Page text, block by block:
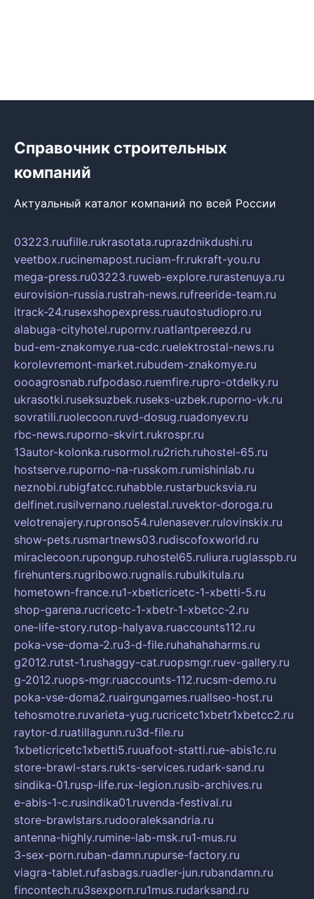
Справочник строительных
компаний
Актуальный каталог компаний по всей России
03223.ruufille.rukrasotata.ruprazdnikdushi.ru
veetbox.rucinemapost.ruciam-fr.rukraft-you.ru
mega-press.ru03223.ruweb-explore.rurastenuya.ru
eurovision-russia.rustrah-news.rufreeride-team.ru
itrack-24.rusexshopexpress.ruautostudiopro.ru
alabuga-cityhotel.rupornv.ruatlantpereezd.ru
bud-em-znakomye.rua-cdc.ruelektrostal-news.ru
korolevremont-market.rubudem-znakomye.ru
oooagrosnab.rufpodaso.ruemfire.rupro-otdelky.ru
ukrasotki.ruseksuzbek.ruseks-uzbek.ruporno-vk.ru
sovratili.ruolecoon.ruvd-dosug.ruadonyev.ru
rbc-news.ruporno-skvirt.rukrospr.ru
13autor-kolonka.rusormol.ru2rich.ruhostel-65.ru
hostserve.ruporno-na-russkom.rumishinlab.ru
neznobi.rubigfatcc.ruhabble.rustarbucksvia.ru
delfinet.rusilvernano.ruelestal.ruvektor-doroga.ru
velotrenajery.rupronso54.rulenasever.rulovinskix.ru
show-pets.rusmartnews03.rudiscofoxworld.ru
miraclecoon.rupongup.ruhostel65.ruliura.ruglasspb.ru
firehunters.rugribowo.rugnalis.rubulkitula.ru
hometown-france.ru1-xbeticricetc-1-xbetti-5.ru
shop-garena.rucricetc-1-xbetr-1-xbetcc-2.ru
one-life-story.rutop-halyava.ruaccounts112.ru
poka-vse-doma-2.ru3-d-file.ruhahahaharms.ru
g2012.rutst-1.rushaggy-cat.ruopsmgr.ruev-gallery.ru
g-2012.ruops-mgr.ruaccounts-112.rucsm-demo.ru
poka-vse-doma2.ruairgungames.ruallseo-host.ru
tehosmotre.ruvarieta-yug.rucricetc1xbetr1xbetcc2.ru
raytor-d.ruatillagunn.ru3d-file.ru
1xbeticricetc1xbetti5.ruuafoot-statti.rue-abis1c.ru
store-brawl-stars.rukts-services.rudark-sand.ru
sindika-01.rusp-life.rux-legion.rusib-archives.ru
e-abis-1-c.rusindika01.ruvenda-festival.ru
store-brawlstars.rudooraleksandria.ru
antenna-highly.rumine-lab-msk.ru1-mus.ru
3-sex-porn.ruban-damn.rupurse-factory.ru
viagra-tablet.rufasbags.ruadler-jun.rubandamn.ru
fincontech.ru3sexporn.ru1mus.rudarksand.ru